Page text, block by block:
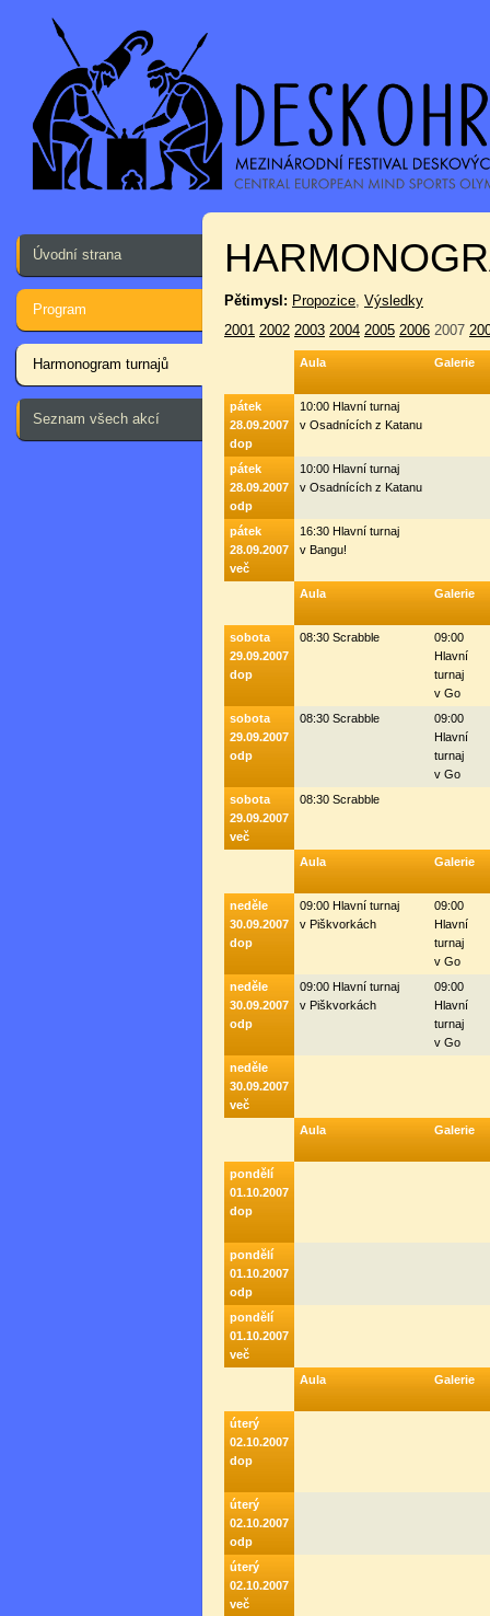
Úvodní strana
Program
Harmonogram turnajů
Seznam všech akcí
Pětimysl: Propozice, Výsledky
2001 2002 2003 2004 2005 2006 2007
Aula Galerie
pátek
28.09.2007
dop
10:00 Hlavní turnaj
v Osadnících z Katanu
pátek
28.09.2007
odp
10:00 Hlavní turnaj
v Osadnících z Katanu
pátek
28.09.2007
več
16:30 Hlavní turnaj
v Bangu!
Aula Galerie
sobota
29.09.2007
dop
08:30 Scrabble
09:00
Hlavní
turnaj
v Go
sobota
29.09.2007
odp
08:30 Scrabble
09:00
Hlavní
turnaj
v Go
sobota
29.09.2007
več
08:30 Scrabble
Aula Galerie
neděle
30.09.2007
dop
09:00 Hlavní turnaj
v Piškvorkách
09:00
Hlavní
turnaj
v Go
neděle
30.09.2007
odp
09:00 Hlavní turnaj
v Piškvorkách
09:00
Hlavní
turnaj
v Go
neděle
30.09.2007
več
Aula
Galerie
pondělí
01.10.2007
dop
pondělí
01.10.2007
odp
pondělí
01.10.2007
več
Aula
Galerie
úterý
02.10.2007
dop
úterý
02.10.2007
odp
úterý
02.10.2007
več